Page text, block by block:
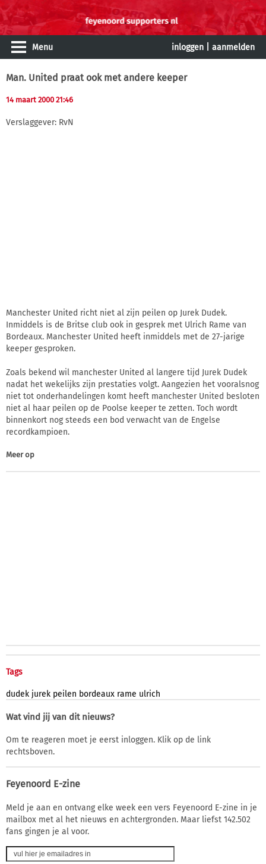
Menu inloggen aanmelden
Man. United praat ook met andere keeper
14 maart 2000 21:46
Verslaggever: RvN
Manchester United richt niet al zijn peilen op Jurek Dudek.
Inmiddels is de Britse club ook in gesprek met Ulrich Rame van
Bordeaux. Manchester United heeft inmiddels met de 27-jarige
keeper gesproken.
Zoals bekend wil manchester United al langere tijd Jurek Dudek
nadat het wekelijks zijn prestaties volgt. Aangezien het vooralsnog
niet tot onderhandelingen komt heeft manchester United besloten
niet al haar peilen op de Poolse keeper te zetten. Toch wordt
binnenkort nog steeds een bod verwacht van de Engelse
recordkampioen.
Meer op
Tags
dudek jurek peilen bordeaux rame ulrich
Wat vind jij van dit nieuws?
Om te reageren moet je eerst inloggen. Klik op de link
rechtsboven.
Feyenoord E-zine
Meld je aan en ontvang elke week een vers Feyenoord E-zine in je
mailbox met al het nieuws en achtergronden. Maar liefst 142.502
fans gingen je al voor.